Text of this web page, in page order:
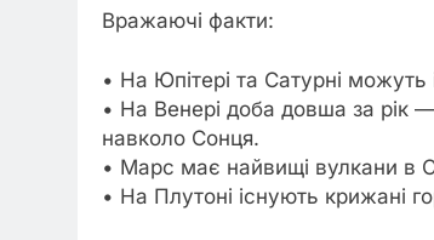
Вражаючі факти:
• На Юпітері та Сатурні
• На Венері доба довша за рік
навколо Сонця.
• Марс має найвищі вулкани в
• На Плутоні існують крижані